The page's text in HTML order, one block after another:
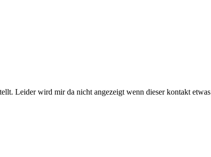
Leider wird mir da nicht angezeigt wenn dieser kontakt